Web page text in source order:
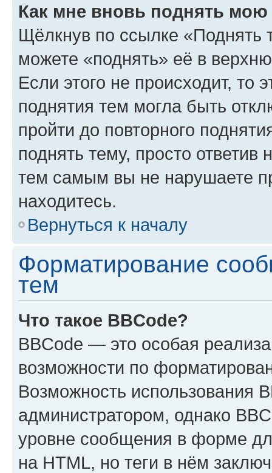
Как мне вновь поднять мою
Щёлкнув по ссылке «Поднять
можете «поднять» её в
Если этого не происходит, то
поднятия тем могла быть
пройти до повторного
поднять тему, просто ответив
тем самым вы не нарушаете
находитесь.
Вернуться к началу
Форматирование
тем
Что такое BBCode?
BBCode — это особая
возможности по
Возможность использования
администратором, однако
уровне сообщения в форме
на HTML, но теги в нём